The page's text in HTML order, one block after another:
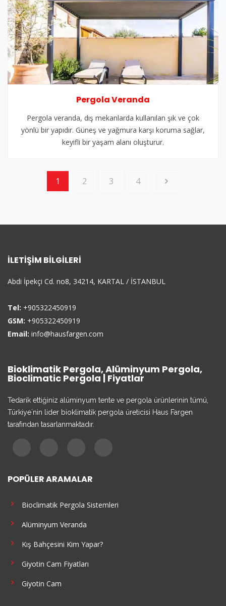
Pergola Veranda
Pergola veranda, dış mekanlarda kullanılan şık ve çok
yönlü bir yapıdır. Güneş ve yağmura karşı koruma sağlar,
keyifli bir yaşam alanı oluşturur.
1 2 3 4
İLETIŞIM BILGILERI
Abdi İpekçi Cd. no8, 34214, KARTAL / İSTANBUL
Tel: +905322450919
GSM: +905322450919
Email: info@hausfargen.com
Bioklimatik Pergola, Alüminyum Pergola,
Bioclimatic Pergola | Fiyatlar
Tedarik ettiğiniz alüminyum tente ve pergola ürünlerinin tümü,
Türkiye`nin lider bioklimatik pergola üreticisi Haus Fargen
tarafından tasarlanmaktadır.
POPÜLER ARAMALAR
Bioclimatik Pergola Sistemleri
Alüminyum Veranda
Kış Bahçesini Kim Yapar?
Giyotin Cam Fiyatları
Giyotin Cam